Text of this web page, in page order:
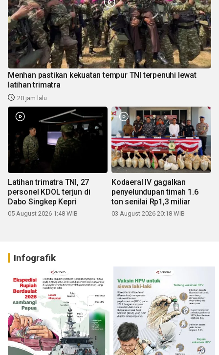
Menhan pastikan kekuatan tempur TNI terpenuhi lewat
latihan trimatra
20 jam lalu
Latihan trimatra TNI, 27
personel KDOL terjun di
Dabo Singkep Kepri
05 August 2026 1:48 WIB
Kodaeral IV gagalkan
penyelundupan timah 1.6
ton senilai Rp1,3 miliar
03 August 2026 20:18 WIB
Infografik